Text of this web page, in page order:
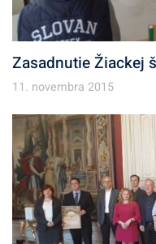
Zasadnutie Žiackej
11. novembra 2015